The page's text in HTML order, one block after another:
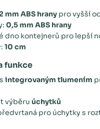
mm ABS hrany pro vyšší
0,5 mm ABS hrany
dno kontejnerů pro lepší
10 cm
funkce
integrovaným tlumením
výběru úchytků
pro úchytky s